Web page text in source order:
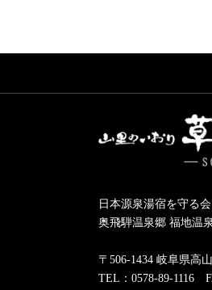
日本源泉湯宿を守る会
奥飛騨温泉郷 福地温
〒506-1434 岐阜県高
TEL：0578-89-1116